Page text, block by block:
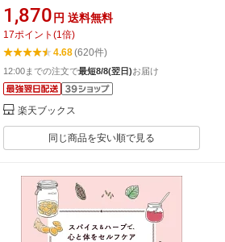
ーズ） [ 和田 文緒 ]
1,870 円 送料無料
17ポイント (1倍)
4.68(620件)
12:00までの注文で最短8/8(翌日)お届け
楽天ブックス
同じ商品を安い順で見る